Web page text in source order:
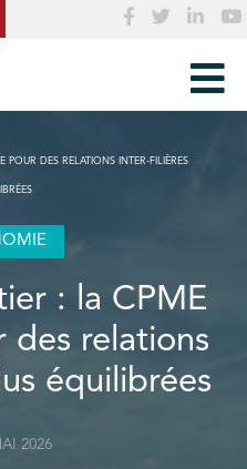
POUR DES RELATIONS INTER-FILIÈRES
: la CPME
des relations
équilibrées
2026